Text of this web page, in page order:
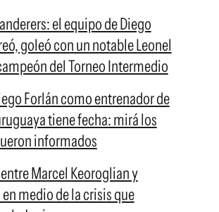
el equipo de Diego
goleó con un notable Leonel
del Torneo Intermedio
Forlán como entrenador de
tiene fecha: mirá los
informados
Marcel Keoroglian y
medio de la crisis que